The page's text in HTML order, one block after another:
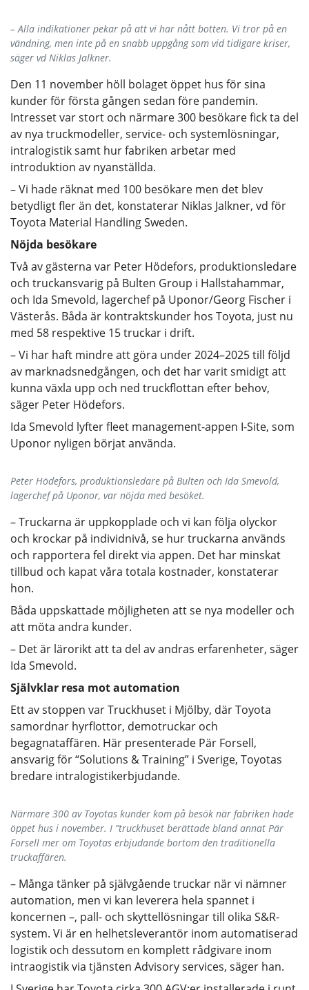
– Alla indikationer pekar på att vi har nått botten. Vi tror på en
vändning, men inte på en snabb uppgång som vid tidigare kriser,
säger vd Niklas Jalkner.
Den 11 november höll bolaget öppet hus för sina
kunder för första gången sedan före pandemin.
Intresset var stort och närmare 300 besökare fick ta del
av nya truckmodeller, service- och systemlösningar,
intralogistik samt hur fabriken arbetar med
introduktion av nyanställda.
– Vi hade räknat med 100 besökare men det blev
betydligt fler än det, konstaterar Niklas Jalkner, vd för
Toyota Material Handling Sweden.
Nöjda besökare
Två av gästerna var Peter Hödefors, produktionsledare
och truckansvarig på Bulten Group i Hallstahammar,
och Ida Smevold, lagerchef på Uponor/Georg Fischer i
Västerås. Båda är kontraktskunder hos Toyota, just nu
med 58 respektive 15 truckar i drift.
– Vi har haft mindre att göra under 2024–2025 till följd
av marknadsnedgången, och det har varit smidigt att
kunna växla upp och ned truckflottan efter behov,
säger Peter Hödefors.
Ida Smevold lyfter fleet management-appen I-Site, som
Uponor nyligen börjat använda.
Peter Hödefors, produktionsledare på Bulten och Ida Smevold,
lagerchef på Uponor, var nöjda med besöket.
– Truckarna är uppkopplade och vi kan följa olyckor
och krockar på individnivå, se hur truckarna används
och rapportera fel direkt via appen. Det har minskat
tillbud och kapat våra totala kostnader, konstaterar
hon.
Båda uppskattade möjligheten att se nya modeller och
att möta andra kunder.
– Det är lärorikt att ta del av andras erfarenheter, säger
Ida Smevold.
Självklar resa mot automation
Ett av stoppen var Truckhuset i Mjölby, där Toyota
samordnar hyrflottor, demotruckar och
begagnataffären. Här presenterade Pär Forsell,
ansvarig för “Solutions & Training” i Sverige, Toyotas
bredare intralogistikerbjudande.
Närmare 300 av Toyotas kunder kom på besök när fabriken hade
öppet hus i november. I ”truckhuset berättade bland annat Pär
Forsell mer om Toyotas erbjudande bortom den traditionella
truckaffären.
– Många tänker på självgående truckar när vi nämner
automation, men vi kan leverera hela spannet i
koncernen –, pall- och skyttellösningar till olika S&R-
system. Vi är en helhetsleverantör inom automatiserad
logistik och dessutom en komplett rådgivare inom
intraogistik via tjänsten Advisory services, säger han.